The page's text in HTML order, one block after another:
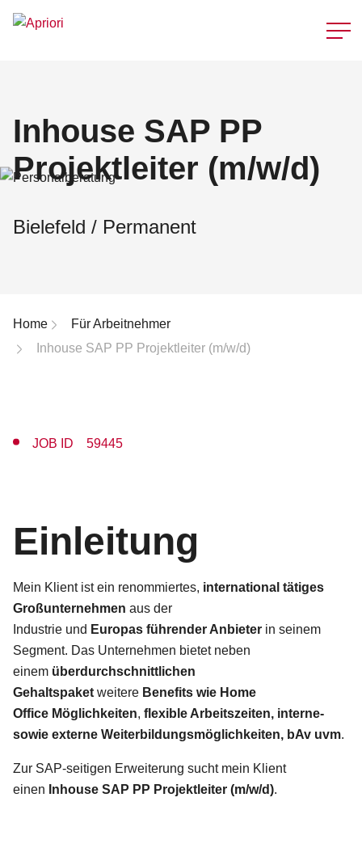
Inhouse SAP PP
Projektleiter (m/w/d)
Bielefeld / Permanent
Breadcrumb-Navigation
Home
Für Arbeitnehmer
Inhouse SAP PP Projektleiter (m/w/d)
JOB ID 59445
Einleitung
Mein Klient ist ein renommiertes, international tätiges
Großunternehmen aus der
Industrie und Europas führender Anbieter in seinem
Segment. Das Unternehmen bietet neben
einem überdurchschnittlichen
Gehaltspaket weitere Benefits wie Home
Office Möglichkeiten, flexible Arbeitszeiten, interne-
sowie externe Weiterbildungsmöglichkeiten, bAv uvm.
Zur SAP-seitigen Erweiterung sucht mein Klient
einen Inhouse SAP PP Projektleiter (m/w/d).